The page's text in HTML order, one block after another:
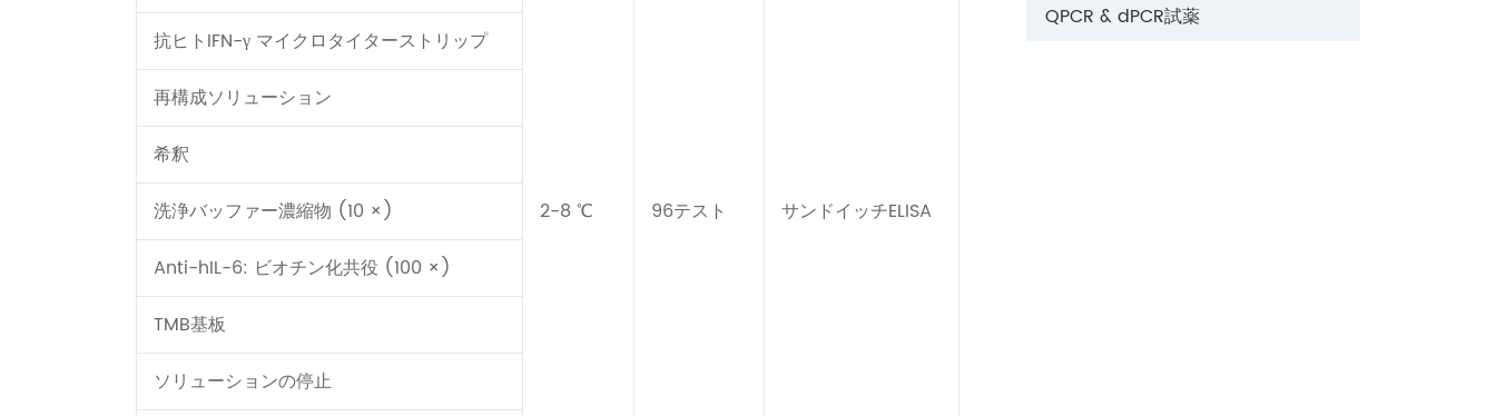
2-8 ℃ 96テスト サンドイッチELISA
抗ヒトIFN-γ マイクロタイターストリップ
再構成ソリューション
希釈
洗浄バッファー濃縮物 (10 ×)
Anti-hIL-6: ビオチン化共役 (100 ×)
TMB基板
ソリューションの停止
QPCR & dPCR試薬